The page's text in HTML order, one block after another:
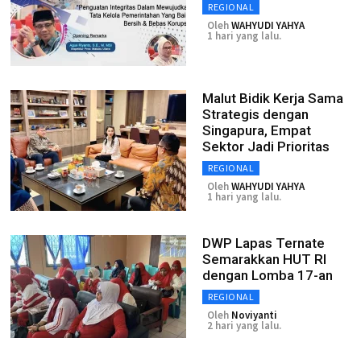
REGIONAL
OlehWAHYUDI YAHYA
1 hari yang lalu.
Malut Bidik Kerja Sama
Strategis dengan
Singapura, Empat
Sektor Jadi Prioritas
REGIONAL
OlehWAHYUDI YAHYA
1 hari yang lalu.
DWP Lapas Ternate
Semarakkan HUT RI
dengan Lomba 17-an
REGIONAL
Oleh Noviyanti
2 hari yang lalu.